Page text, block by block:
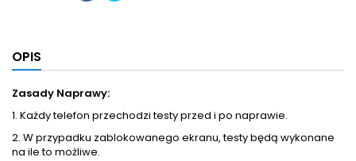
OPIS
Zasady Naprawy:
1. Każdy telefon przechodzi testy przed i po naprawie.
2. W przypadku zablokowanego ekranu, testy będą wykonane
na ile to możliwe.